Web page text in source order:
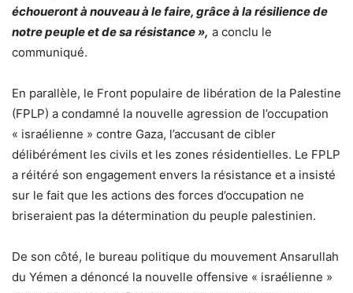
échoueront à nouveau à le faire, grâce à la résilience de
notre peuple et de sa résistance », a conclu le
communiqué.
En parallèle, le Front populaire de libération de la Palestine
(FPLP) a condamné la nouvelle agression de l’occupation
« israélienne » contre Gaza, l’accusant de cibler
délibérément les civils et les zones résidentielles. Le FPLP
a réitéré son engagement envers la résistance et a insisté
sur le fait que les actions des forces d’occupation ne
briseraient pas la détermination du peuple palestinien.
De son côté, le bureau politique du mouvement Ansarullah
du Yémen a dénoncé la nouvelle offensive « israélienne »